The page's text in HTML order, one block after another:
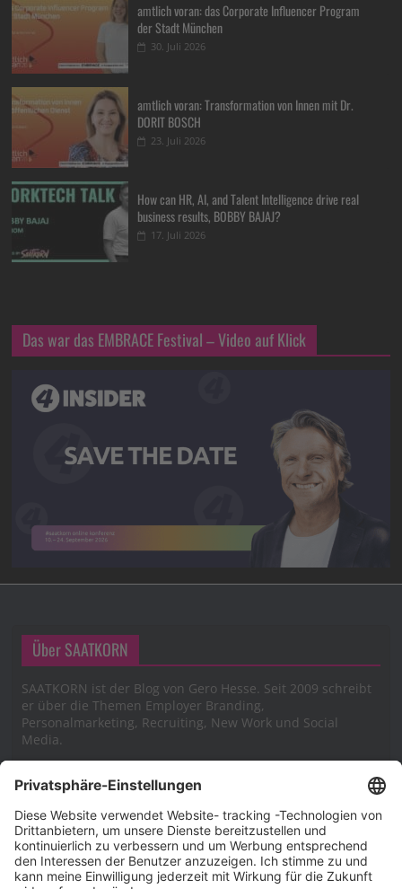
amtlich voran: das Corporate Influencer Program
der Stadt München
30. Juli 2026
amtlich voran: Transformation von Innen mit Dr.
DORIT BOSCH
23. Juli 2026
How can HR, AI, and Talent Intelligence drive real
business results, BOBBY BAJAJ?
17. Juli 2026
Das war das EMBRACE Festival – Video auf Klick
Über SAATKORN
SAATKORN ist der Blog von Gero Hesse. Seit 2009 schreibt
er über die Themen Employer Branding,
Personalmarketing, Recruiting, New Work und Social
Media.
Impressum
Impressum